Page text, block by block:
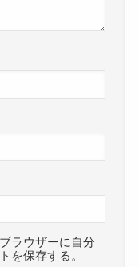
ラウザーに自分
を保存する。